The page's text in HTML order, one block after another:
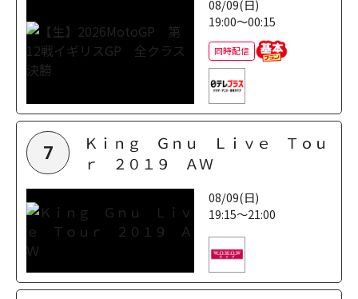
08/09(日)
19:00～00:15
同時配信
7
Ｋｉｎｇ Ｇｎｕ Ｌｉｖｅ Ｔｏｕ
ｒ ２０１９ ＡＷ
08/09(日)
19:15～21:00